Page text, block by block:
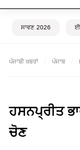
ਸਾਵਣ 2026
ਪੰਜਾਬੀ ਖ਼ਬਰਾਂ ਪੰਜਾਬ
ਹਸਨਪ੍ਰੀਤ
ਚੋਣ